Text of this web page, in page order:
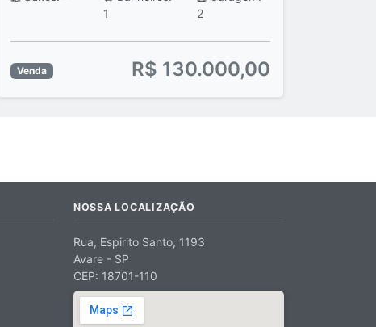
1
2
Venda R$ 130.000,00
NOSSA LOCALIZAÇÃO
Rua, Espirito Santo, 1193
Avare - SP
CEP: 18701-110